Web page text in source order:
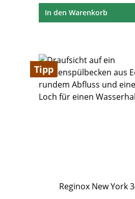
In den Warenkorb
Tipp
Reginox New York